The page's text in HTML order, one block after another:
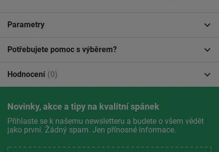
Parametry
Potřebujete pomoc s výběrem?
Hodnocení (0)
Novinky, akce a tipy na kvalitní spánek
Přihlaste se k našemu newsletteru a budete o všem vědět
jako první. Žádný spam. Jen přínosné informace.